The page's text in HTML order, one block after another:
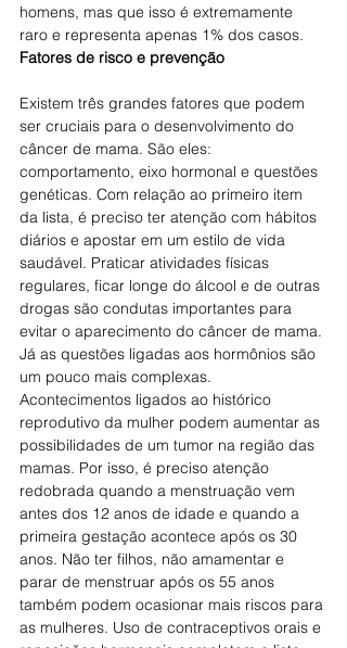
homens, mas que isso é extremamente
raro e representa apenas 1% dos casos.
Fatores de risco e prevenção
Existem três grandes fatores que podem
ser cruciais para o desenvolvimento do
câncer de mama. São eles:
comportamento, eixo hormonal e questões
genéticas. Com relação ao primeiro item
da lista, é preciso ter atenção com hábitos
diários e apostar em um estilo de vida
saudável. Praticar atividades físicas
regulares, ficar longe do álcool e de outras
drogas são condutas importantes para
evitar o aparecimento do câncer de mama.
Já as questões ligadas aos hormônios são
um pouco mais complexas.
Acontecimentos ligados ao histórico
reprodutivo da mulher podem aumentar as
possibilidades de um tumor na região das
mamas. Por isso, é preciso atenção
redobrada quando a menstruação vem
antes dos 12 anos de idade e quando a
primeira gestação acontece após os 30
anos. Não ter filhos, não amamentar e
parar de menstruar após os 55 anos
também podem ocasionar mais riscos para
as mulheres. Uso de contraceptivos orais e